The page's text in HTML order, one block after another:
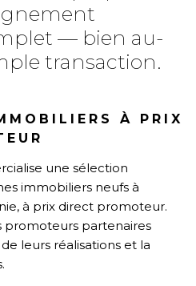
— bien au-
transaction.
À PRIX
une sélection
immobiliers neufs à
à prix direct promoteur.
promoteurs partenaires
leurs réalisations et la